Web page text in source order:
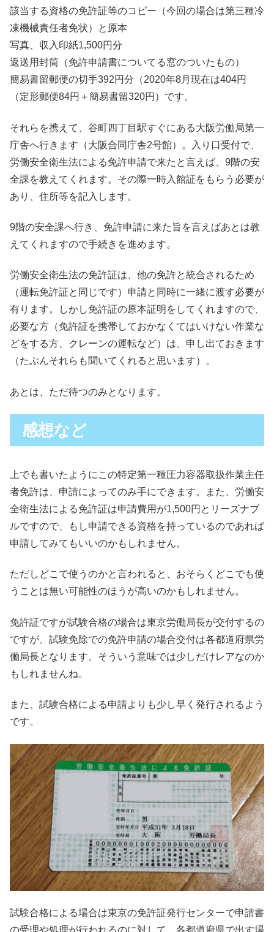
該当する資格の免許証等のコピー（今回の場合は第三種冷
凍機械責任者免状）と原本
写真、収入印紙1,500円分
返送用封筒（免許申請書についてる窓のついたもの）
簡易書留郵便の切手392円分（2020年8月現在は404円
（定形郵便84円＋簡易書留320円）です。
それらを携えて、谷町四丁目駅すぐにある大阪労働局第一
庁舎へ行きます（大阪合同庁舎2号館）。入り口受付で、
労働安全衛生法による免許申請で来たと言えば、9階の安
全課を教えてくれます。その際一時入館証をもらう必要が
あり、住所等を記入します。
9階の安全課へ行き、免許申請に来た旨を言えばあとは教
えてくれますので手続きを進めます。
労働安全衛生法の免許証は、他の免許と統合されるため
（運転免許証と同じです）申請と同時に一緒に渡す必要が
有ります。しかし免許証の原本証明をしてくれますので、
必要な方（免許証を携帯しておかなくてはいけない作業な
どをする方、クレーンの運転など）は、申し出ておきます
（たぶんそれらも聞いてくれると思います）。
あとは、ただ待つのみとなります。
感想など
上でも書いたようにこの特定第一種圧力容器取扱作業主任
者免許は、申請によってのみ手にできます。また、労働安
全衛生法による免許証は申請費用が1,500円とリーズナブ
ルですので、もし申請できる資格を持っているのであれば
申請してみてもいいのかもしれません。
ただしどこで使うのかと言われると、おそらくどこでも使
うことは無い可能性のほうが高いのかもしれません。
免許証ですが試験合格の場合は東京労働局長が交付するの
ですが、試験免除での免許申請の場合交付は各都道府県労
働局長となります。そういう意味では少しだけレアなのか
もしれませんね。
また、試験合格による申請よりも少し早く発行されるよう
です。
試験合格による場合は東京の免許証発行センターで申請書